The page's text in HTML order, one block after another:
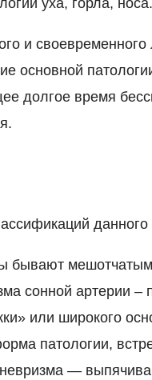
и
основной
долгое время
бывают
сонной артерии –
или широкого
патологии,
—